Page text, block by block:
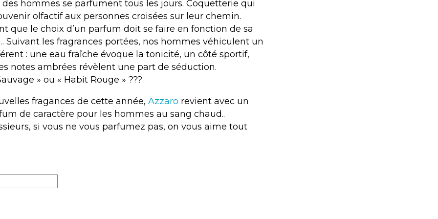
des hommes se parfument tous les jours. Coquetterie qui
olfactif aux personnes croisées sur leur chemin.
que le choix d’un parfum doit se faire en fonction de sa
Suivant les fragrances portées, nos hommes véhiculent un
: une eau fraîche évoque la tonicité, un côté sportif,
notes ambrées révèlent une part de séduction.
» ou « Habit Rouge » ???
fragances de cette année, Azzaro revient avec un
de caractère pour les hommes au sang chaud..
si vous ne vous parfumez pas, on vous aime tout